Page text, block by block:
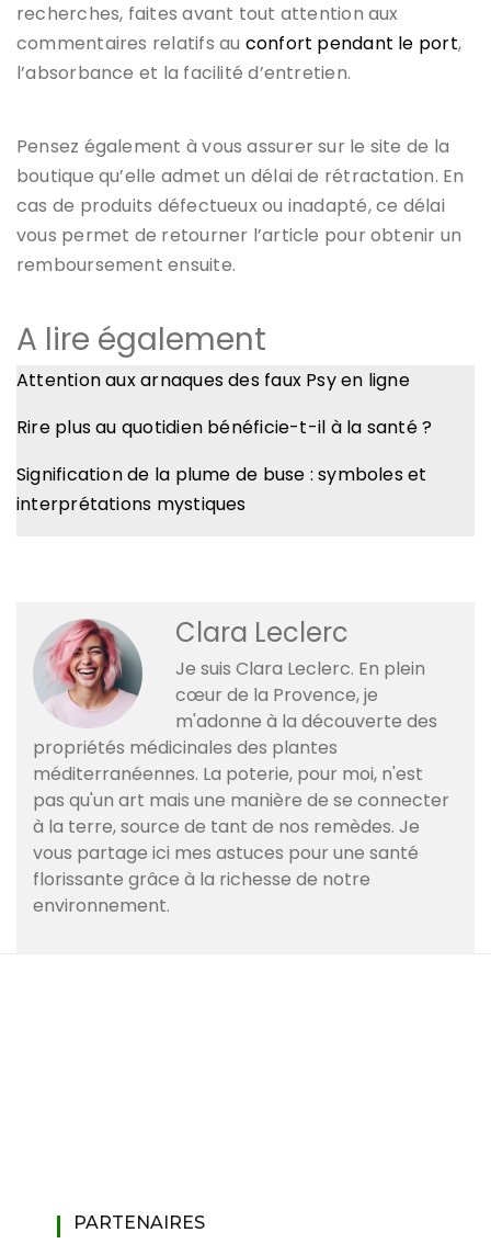
recherches, faites avant tout attention aux
commentaires relatifs au confort pendant le port,
l’absorbance et la facilité d’entretien.
Pensez également à vous assurer sur le site de la
boutique qu’elle admet un délai de rétractation. En
cas de produits défectueux ou inadapté, ce délai
vous permet de retourner l’article pour obtenir un
remboursement ensuite.
A lire également
Attention aux arnaques des faux Psy en ligne
​Rire plus au quotidien bénéficie-t-il à la santé ?
Signification de la plume de buse : symboles et
interprétations mystiques
Clara Leclerc
Je suis Clara Leclerc. En plein
cœur de la Provence, je
m'adonne à la découverte des
propriétés médicinales des plantes
méditerranéennes. La poterie, pour moi, n'est
pas qu'un art mais une manière de se connecter
à la terre, source de tant de nos remèdes. Je
vous partage ici mes astuces pour une santé
florissante grâce à la richesse de notre
environnement.
PARTENAIRES